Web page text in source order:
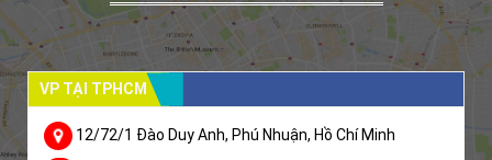
VP TẠI TPHCM
12/72/1 Đào Duy Anh, Phú Nhuận, Hồ Chí Minh